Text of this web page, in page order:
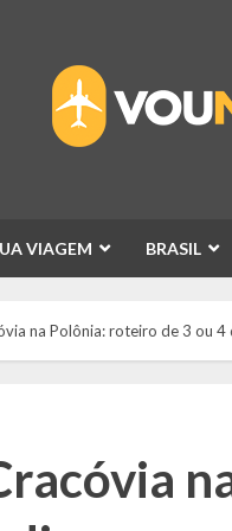
VIAGEM BRASIL
na Polônia: roteiro de 3 ou 4